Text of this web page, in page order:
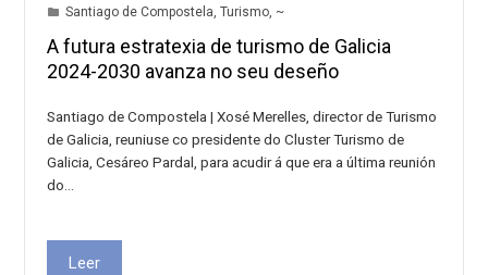
Santiago de Compostela,Turismo, ~
A futura estratexia de turismo de Galicia
2024-2030 avanza no seu deseño
Santiago de Compostela | Xosé Merelles, director de Turismo
de Galicia, reuniuse co presidente do Cluster Turismo de
Galicia, Cesáreo Pardal, para acudir á que era a última reunión
do…
Leer